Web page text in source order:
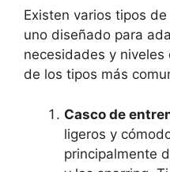
Existen varios tipos
uno diseñado para
necesidades y
de los tipos más
Casco de
ligeros y
principalmente